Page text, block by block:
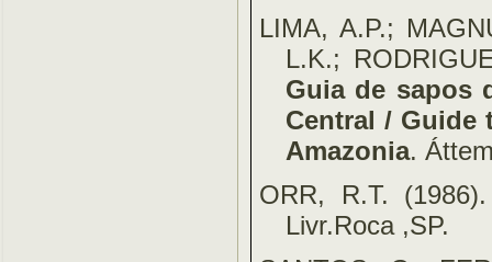
LIMA, A.P.;
L.K.;
Guia de sapos
Central / Guide
Amazonia.
ORR, R.T.
Livr.Roca ,SP.